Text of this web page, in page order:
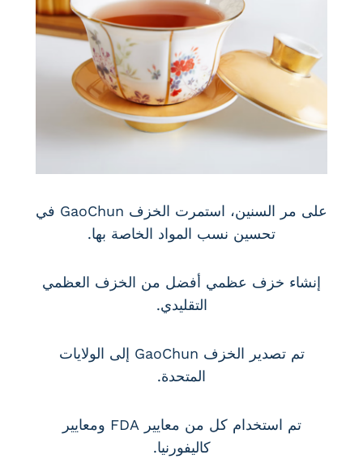
على مر السنين، استمرت الخزف GaoChun في
تحسين نسب المواد الخاصة بها.
إنشاء خزف عظمي أفضل من الخزف العظمي
التقليدي.
تم تصدير الخزف GaoChun إلى الولايات
المتحدة.
تم استخدام كل من معايير FDA ومعايير
كاليفورنيا.